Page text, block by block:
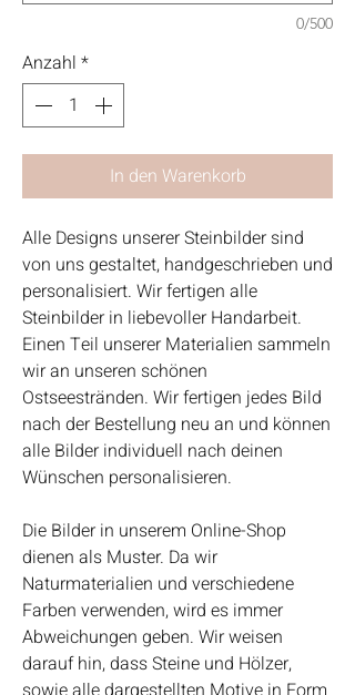
0/500
Anzahl *
In den Warenkorb
Alle Designs unserer Steinbilder sind
von uns gestaltet, handgeschrieben und
personalisiert. Wir fertigen alle
Steinbilder in liebevoller Handarbeit.
Einen Teil unserer Materialien sammeln
wir an unseren schönen
Ostseestränden. Wir fertigen jedes Bild
nach der Bestellung neu an und können
alle Bilder individuell nach deinen
Wünschen personalisieren.
Die Bilder in unserem Online-Shop
dienen als Muster. Da wir
Naturmaterialien und verschiedene
Farben verwenden, wird es immer
Abweichungen geben. Wir weisen
darauf hin, dass Steine und Hölzer,